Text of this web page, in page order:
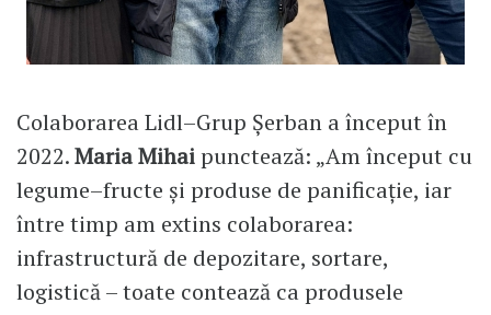
Colaborarea Lidl–Grup Șerban a început în
2022.Maria Mihaipunctează: „Am început cu
legume–fructe și produse de panificație, iar
între timp am extins colaborarea:
infrastructură de depozitare, sortare,
logistică – toate contează ca produsele